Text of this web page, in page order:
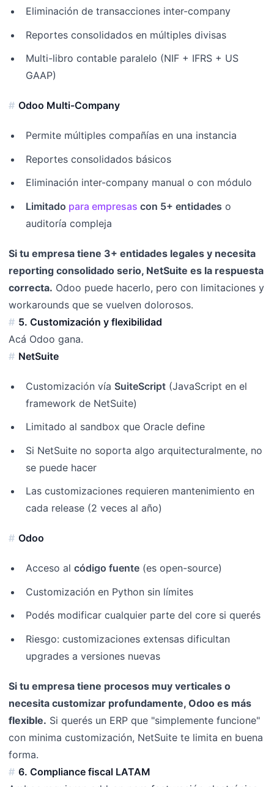
Eliminación de transacciones inter-company
Reportes consolidados en múltiples divisas
Multi-libro contable paralelo (NIF + IFRS + US
GAAP)
Odoo Multi-Company
Permite múltiples compañías en una instancia
Reportes consolidados básicos
Eliminación inter-company manual o con módulo
Limitado para empresas con 5+ entidades o
auditoría compleja
Si tu empresa tiene 3+ entidades legales y necesita
reporting consolidado serio, NetSuite es la respuesta
correcta. Odoo puede hacerlo, pero con limitaciones y
workarounds que se vuelven dolorosos.
5. Customización y flexibilidad
Acá Odoo gana.
NetSuite
Customización vía SuiteScript (JavaScript en el
framework de NetSuite)
Limitado al sandbox que Oracle define
Si NetSuite no soporta algo arquitecturalmente, no
se puede hacer
Las customizaciones requieren mantenimiento en
cada release (2 veces al año)
Odoo
Acceso al código fuente (es open-source)
Customización en Python sin límites
Podés modificar cualquier parte del core si querés
Riesgo: customizaciones extensas dificultan
upgrades a versiones nuevas
Si tu empresa tiene procesos muy verticales o
necesita customizar profundamente, Odoo es más
flexible. Si querés un ERP que "simplemente funcione"
con minima customización, NetSuite te limita en buena
forma.
6. Compliance fiscal LATAM